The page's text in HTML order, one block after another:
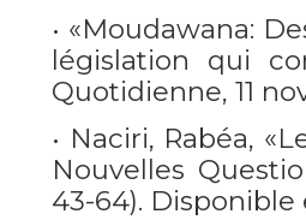
• «Moudawana:
législation qui
Quotidienne, 11
• Naciri, Rabéa,
Nouvelles
43-64). Disponible